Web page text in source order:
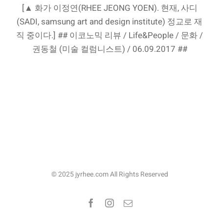
[▲ 화가 이정연(RHEE JEONG YOEN). 현재, 사디
(SADI, samsung art and design institute) 정교로 재
직 중이다.] ## 이코노믹 리뷰 / Life&People / 문화 /
권동철 (미술 컬럼니스트) / 06.09.2017 ##
© 2025 jyrhee.com All Rights Reserved
FacebookInstagram
이